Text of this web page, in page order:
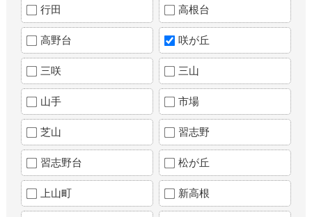
行田 高根台
高野台 咲が丘
三咲 三山
山手 市場
芝山 習志野
習志野台 松が丘
上山町 新高根